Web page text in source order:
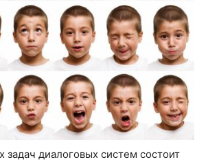
задач диалоговых систем состоит